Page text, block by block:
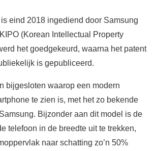
eind 2018 ingediend door Samsung
(Korean Intellectual Property
het goedgekeurd, waarna het patent
is gepubliceerd.
bijgesloten waarop een modern
te zien is, met het zo bekende
Bijzonder aan dit model is de
telefoon in de breedte uit te trekken,
naar schatting zo’n 50%